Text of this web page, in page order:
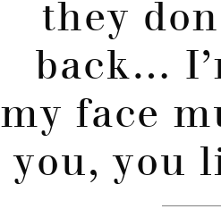
they
back…
my face
you, you